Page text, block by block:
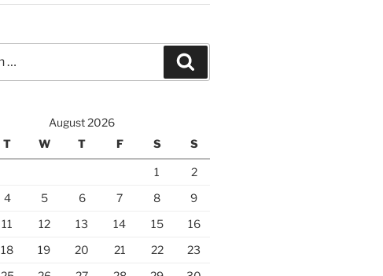
August 2026
T W T F S S
1
2
4 5 6 7 8
9
11 12 13 14 15
16
18 19 20 21 22
23